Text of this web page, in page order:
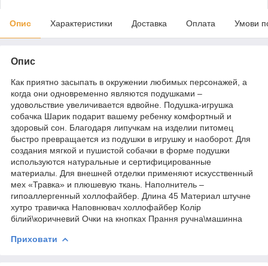
Опис Характеристики Доставка Оплата Умови
Опис
Как приятно засыпать в окружении любимых персонажей, а
когда они одновременно являются подушками –
удовольствие увеличивается вдвойне. Подушка-игрушка
собачка Шарик подарит вашему ребенку комфортный и
здоровый сон. Благодаря липучкам на изделии питомец
быстро превращается из подушки в игрушку и наоборот. Для
создания мягкой и пушистой собачки в форме подушки
используются натуральные и сертифицированные
материалы. Для внешней отделки применяют искусственный
мех «Травка» и плюшевую ткань. Наполнитель –
гипоаллергенный холлофайбер. Длина 45 Материал штучне
хутро травичка Наповнювач холлофайбер Колір
білий\коричневий Очки на кнопках Прання ручна\машинна
Приховати